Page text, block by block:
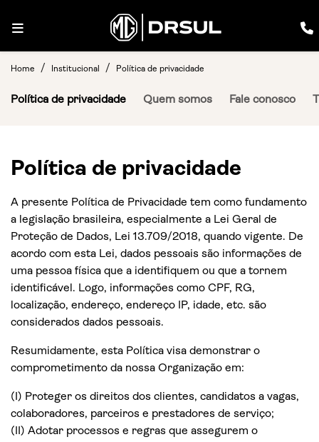
Home Institucional Política de privacidade
Quem somos Fale conosco
Política de privacidade
Política de privacidade
A presente Política de Privacidade tem como fundamento
a legislação brasileira, especialmente a Lei Geral de
Proteção de Dados, Lei 13.709/2018, quando vigente. De
acordo com esta Lei, dados pessoais são informações de
uma pessoa física que a identifiquem ou que a tornem
identificável. Logo, informações como CPF, RG,
localização, endereço, endereço IP, idade, etc. são
considerados dados pessoais.
Resumidamente, esta Política visa demonstrar o
comprometimento da nossa Organização em:
(I) Proteger os direitos dos clientes, candidatos a vagas,
colaboradores, parceiros e prestadores de serviço;
(II) Adotar processos e regras que assegurem o